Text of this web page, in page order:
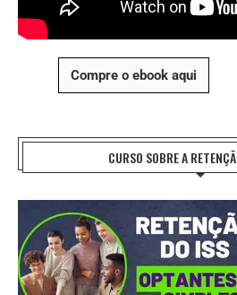
Compre o ebook aqui
CURSO SOBRE A